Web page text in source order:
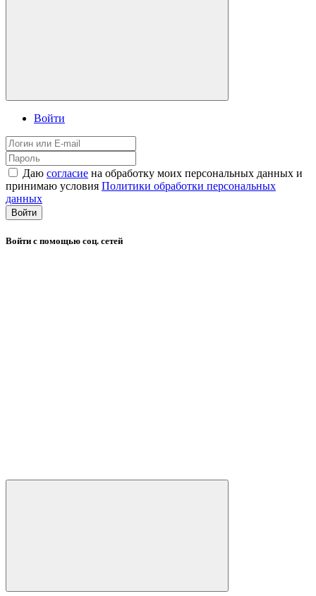
Войти
Даю согласие на обработку моих персональных данных и
принимаю условия Политики обработки персональных
данных
Войти
Войти с помощью соц. сетей